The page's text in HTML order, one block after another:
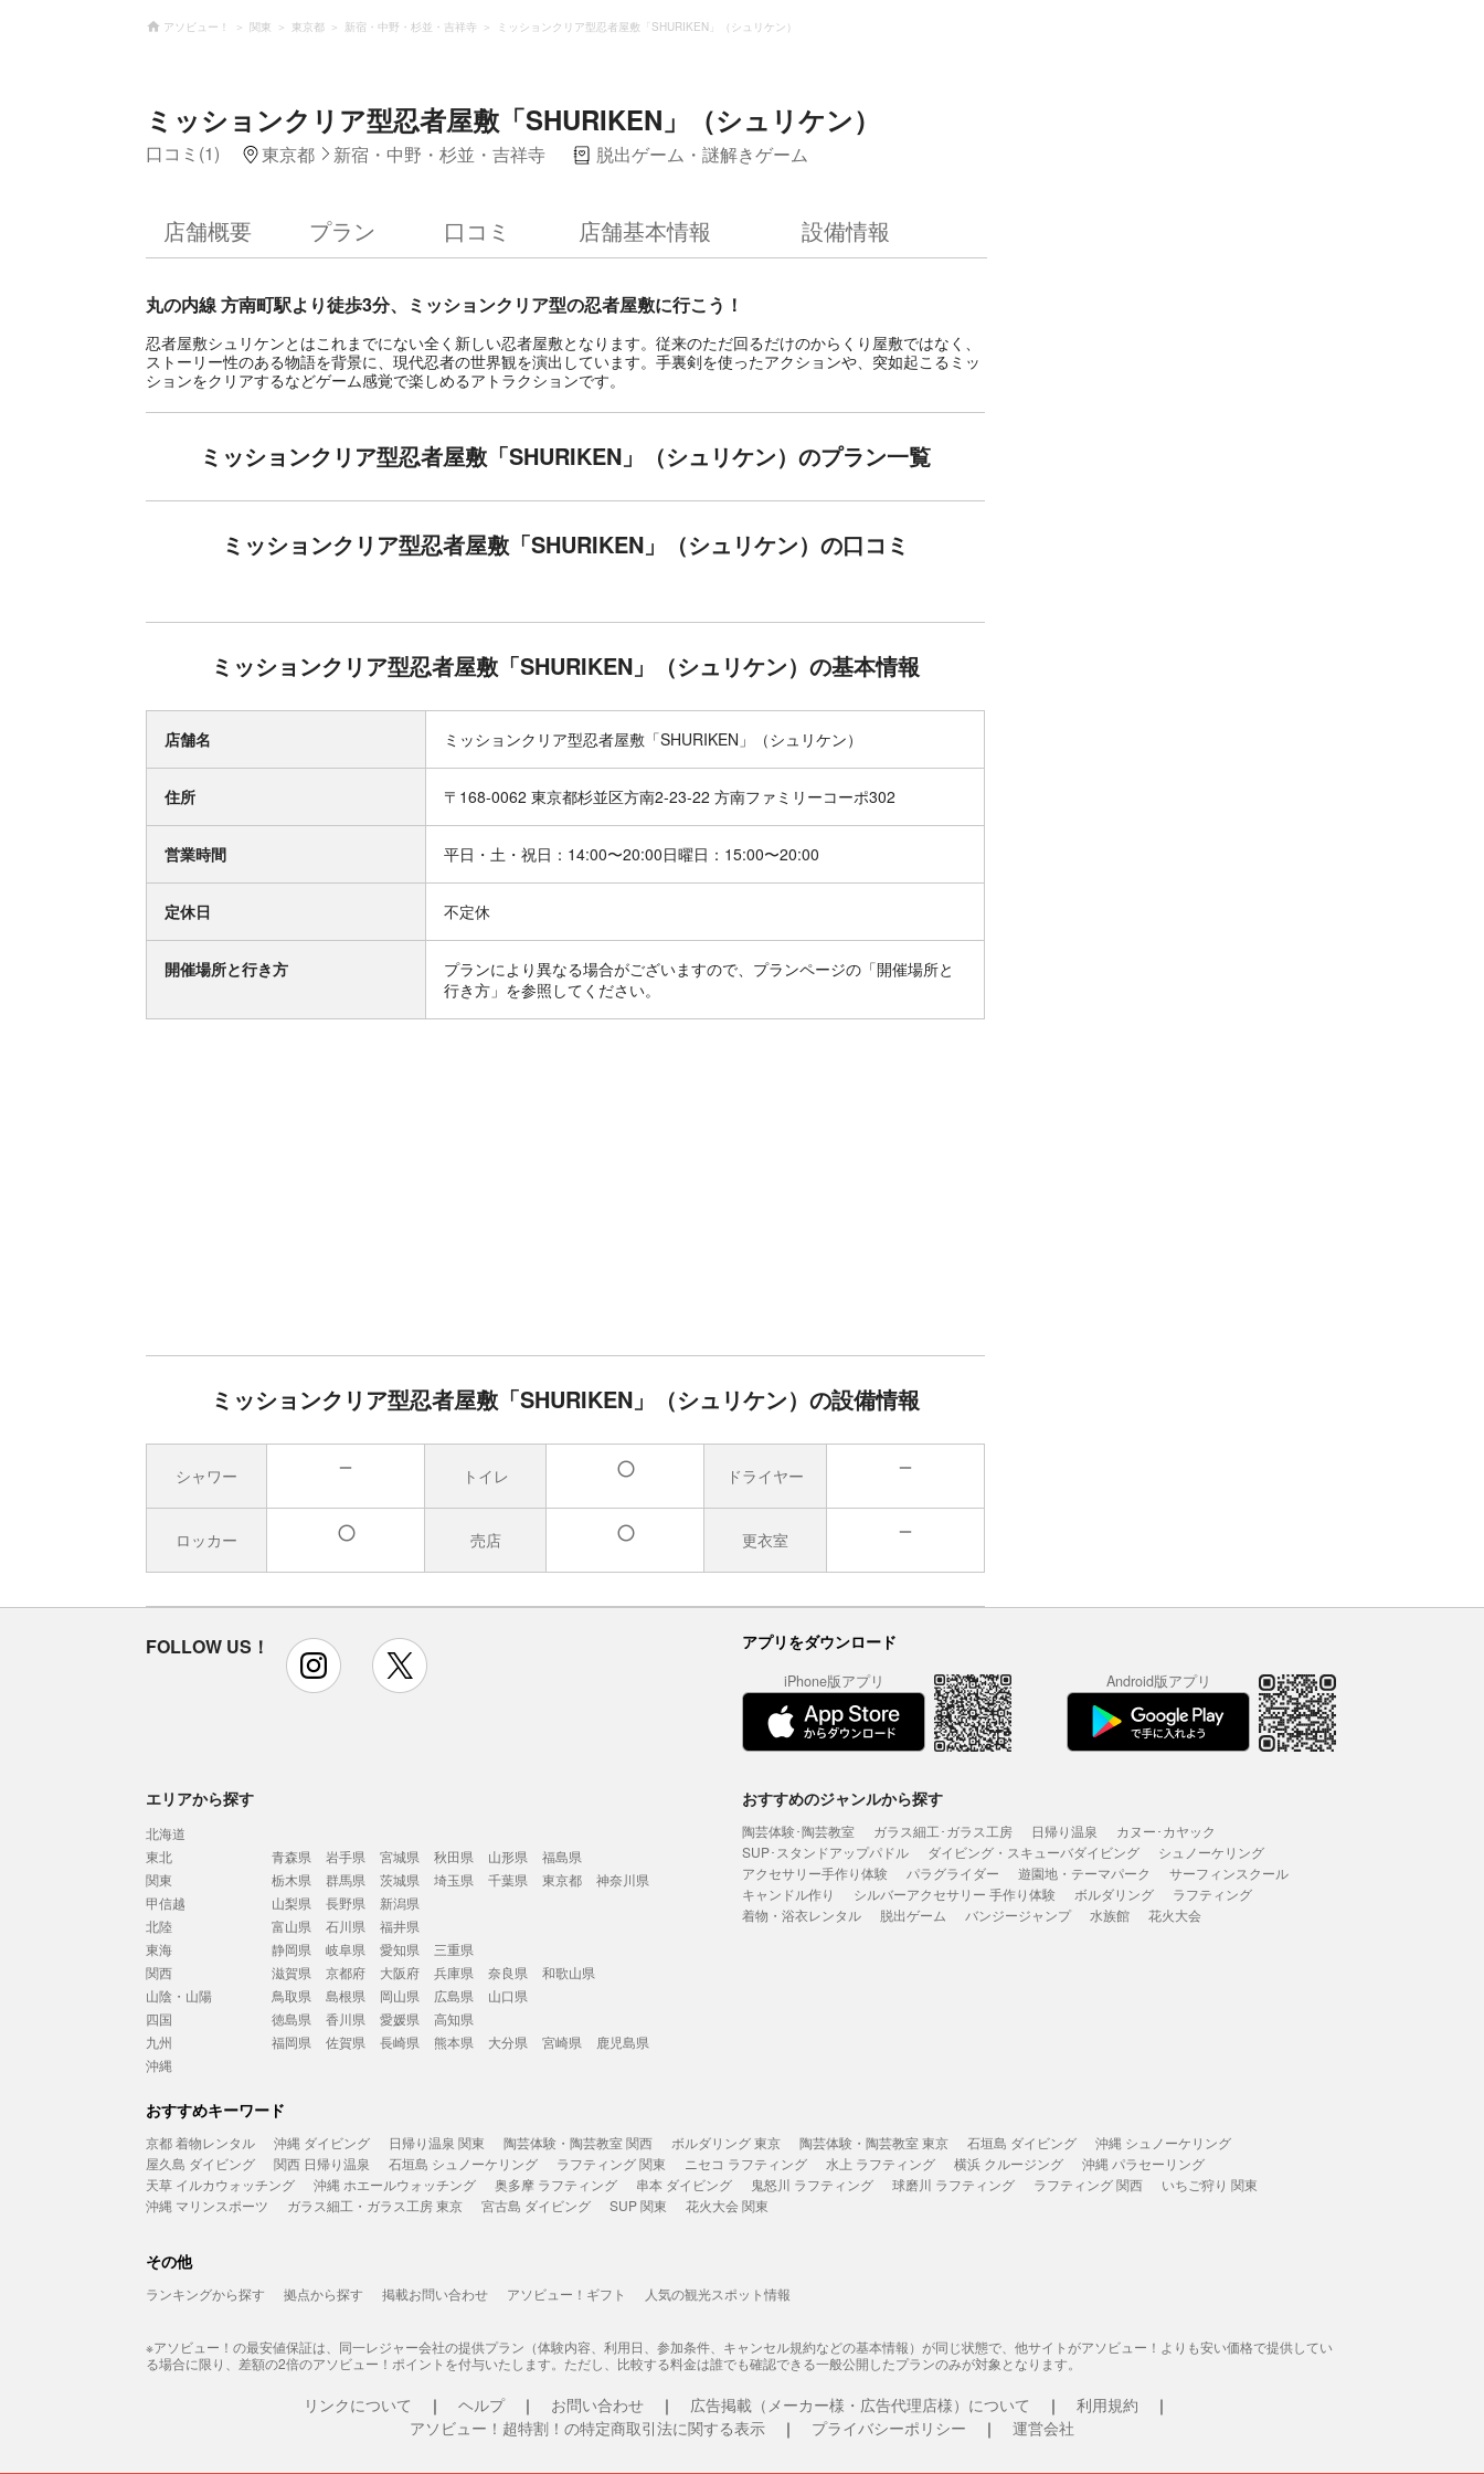
アソビュー！ 関東 東京都 新宿・中野・杉並・吉祥寺 ミッションクリア型忍者屋敷「SHURIKEN」（シュリケン）
ミッションクリア型忍者屋敷「SHURIKEN」（シュリケン）
口コミ(1) 東京都 新宿・中野・杉並・吉祥寺 脱出ゲーム・謎解きゲーム
店舗概要 プラン 口コミ 店舗基本情報 設備情報
丸の内線 方南町駅より徒歩3分、ミッションクリア型の忍者屋敷に行こう！
忍者屋敷シュリケンとはこれまでにない全く新しい忍者屋敷となります。従来のただ回るだけのからくり屋敷ではなく、
ストーリー性のある物語を背景に、現代忍者の世界観を演出しています。手裏剣を使ったアクションや、突如起こるミッ
ションをクリアするなどゲーム感覚で楽しめるアトラクションです。
ミッションクリア型忍者屋敷「SHURIKEN」（シュリケン）のプラン一覧
ミッションクリア型忍者屋敷「SHURIKEN」（シュリケン）の口コミ
ミッションクリア型忍者屋敷「SHURIKEN」（シュリケン）の基本情報
店舗名 ミッションクリア型忍者屋敷「SHURIKEN」（シュリケン）
住所 〒168-0062 東京都杉並区方南2-23-22 方南ファミリーコーポ302
営業時間 平日・土・祝日：14:00〜20:00 ​日曜日：15:00〜20:00
定休日 不定休
開催場所と行き方
プランにより異なる場合がございますので、プランページの「開催場所と
行き方」を参照してください。
ミッションクリア型忍者屋敷「SHURIKEN」（シュリケン）の設備情報
シャワー トイレ ドライヤー
ロッカー 売店 更衣室
FOLLOW US！ instagram アプリをダウンロード
iPhone版アプリ Android版アプリ
エリアから探す
北海道
東北
青森県 岩手県 宮城県 秋田県 山形県
福島県
関東
栃木県 群馬県 茨城県 埼玉県 千葉県 東京都
神奈川県
甲信越
山梨県 長野県
新潟県
北陸
富山県 石川県
福井県
東海
静岡県 岐阜県 愛知県
三重県
関西
滋賀県 京都府 大阪府 兵庫県 奈良県
和歌山県
山陰・山陽
鳥取県 島根県 岡山県 広島県
山口県
四国
徳島県 香川県 愛媛県
高知県
九州
福岡県 佐賀県 長崎県 熊本県 大分県 宮崎県
鹿児島県
沖縄
おすすめのジャンルから探す
陶芸体験･陶芸教室 ガラス細工･ガラス工房 日帰り温泉
カヌー･カヤック
SUP･スタンドアップパドル
ダイビング・スキューバダイビング
シュノーケリング
アクセサリー手作り体験
パラグライダー 遊園地・テーマパーク
サーフィンスクール
キャンドル作り
シルバーアクセサリー 手作り体験 ボルダリング
ラフティング
着物・浴衣レンタル
脱出ゲーム バンジージャンプ 水族館 花火大会
おすすめキーワード
京都 着物レンタル 沖縄 ダイビング 日帰り温泉 関東 陶芸体験・陶芸教室 関西 ボルダリング 東京 陶芸体験・陶芸教室 東京 石垣島 ダイビング
沖縄 シュノーケリング
屋久島 ダイビング
関西 日帰り温泉 石垣島 シュノーケリング ラフティング 関東 ニセコ ラフティング 水上 ラフティング 横浜 クルージング
沖縄 パラセーリング
天草 イルカウォッチング
沖縄 ホエールウォッチング 奥多摩 ラフティング 串本 ダイビング 鬼怒川 ラフティング 球磨川 ラフティング ラフティング 関西
いちご狩り 関東
沖縄 マリンスポーツ
ガラス細工・ガラス工房 東京 宮古島 ダイビング SUP 関東 花火大会 関東
その他
ランキングから探す 拠点から探す 掲載お問い合わせ アソビュー！ギフト 人気の観光スポット情報
※アソビュー！の最安値保証は、同一レジャー会社の提供プラン（体験内容、利用日、参加条件、キャンセル規約などの基本情報）が同じ状態で、他サイトがアソビュー！よりも安い価格で提供してい
る場合に限り、差額の2倍のアソビュー！ポイントを付与いたします。ただし、比較する料金は誰でも確認できる一般公開したプランのみが対象となります。
リンクについて ヘルプ お問い合わせ 広告掲載（メーカー様・広告代理店様）について
利用規約
アソビュー！超特割！の特定商取引法に関する表示
プライバシーポリシー 運営会社